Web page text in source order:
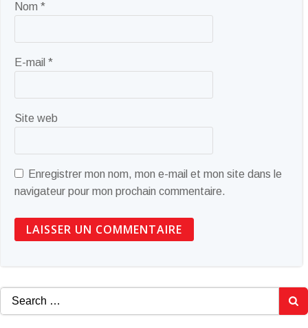
Nom *
E-mail *
Site web
Enregistrer mon nom, mon e-mail et mon site dans le
navigateur pour mon prochain commentaire.
Search
for: